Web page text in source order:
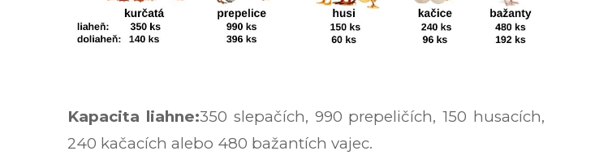
Kapacita liahne:350 slepačích, 990 prepeličích, 150 husacích,
240 kačacích alebo 480 bažantích vajec.